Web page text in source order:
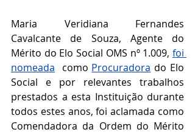
Maria Veridiana Fernandes
Cavalcante de Souza, Agente do
Mérito do Elo Social OMS nº 1.009, foi
nomeada como Procuradora do Elo
Social e por relevantes trabalhos
prestados a esta Instituição durante
todos estes anos, foi aclamada como
Comendadora da Ordem do Mérito